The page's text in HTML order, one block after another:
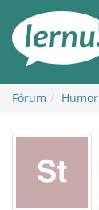
Fórum Humor